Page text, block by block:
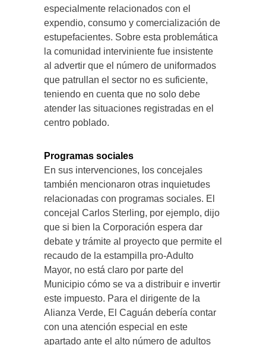
especialmente relacionados con el
expendio, consumo y comercialización de
estupefacientes. Sobre esta problemática
la comunidad interviniente fue insistente
al advertir que el número de uniformados
que patrullan el sector no es suficiente,
teniendo en cuenta que no solo debe
atender las situaciones registradas en el
centro poblado.
Programas sociales
En sus intervenciones, los concejales
también mencionaron otras inquietudes
relacionadas con programas sociales. El
concejal Carlos Sterling, por ejemplo, dijo
que si bien la Corporación espera dar
debate y trámite al proyecto que permite el
recaudo de la estampilla pro-Adulto
Mayor, no está claro por parte del
Municipio cómo se va a distribuir e invertir
este impuesto. Para el dirigente de la
Alianza Verde, El Caguán debería contar
con una atención especial en este
apartado ante el alto número de adultos